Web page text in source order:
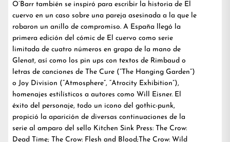
O’Barr también se inspiró para escribir la historia de El
cuervo en un caso sobre una pareja asesinada a la que le
robaron un anillo de compromiso. A España llegó la
primera edición del cómic de El cuervo como serie
limitada de cuatro números en grapa de la mano de
Glenat, así como los pin ups con textos de Rimbaud o
letras de canciones de The Cure (“The Hanging Garden”)
o Joy Division (“Atmosphere”, “Atrocity Exhibition”),
homenajes estilísticos a autores como Will Eisner. El
éxito del personaje, todo un icono del gothic-punk,
propició la aparición de diversas continuaciones de la
serie al amparo del sello Kitchen Sink Press: The Crow:
Dead Time; The Crow: Flesh and Blood;The Crow: Wild